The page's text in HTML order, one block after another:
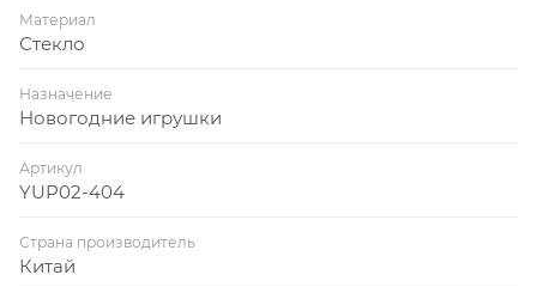
Материал
Стекло
Назначение
Новогодние игрушки
Артикул
YUP02-404
Страна производитель
Китай